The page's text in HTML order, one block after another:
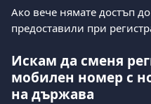
Ако вече нямате достъп
предоставили при
Искам да сменя
мобилен номер с
на държава